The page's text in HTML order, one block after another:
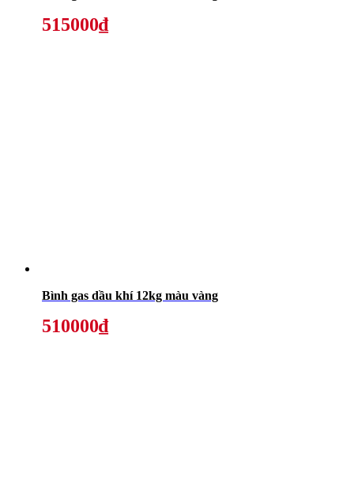
515000₫
Bình gas dầu khí 12kg màu vàng
510000₫